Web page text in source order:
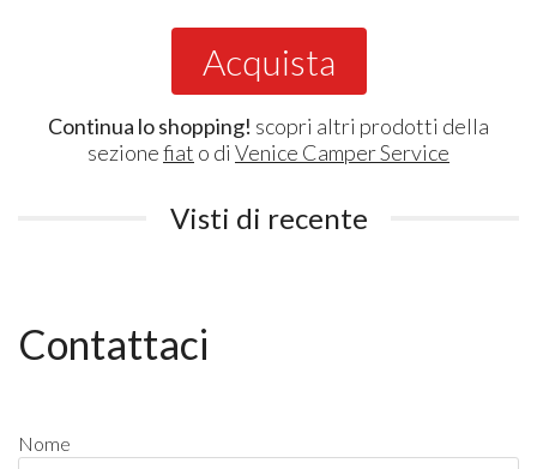
Acquista
Continua lo shopping! scopri altri prodotti della
sezionefiat o di Venice Camper Service
Visti di recente
Contattaci
Nome